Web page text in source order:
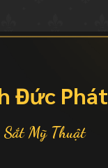
Đức Phát
Mỹ Thuật